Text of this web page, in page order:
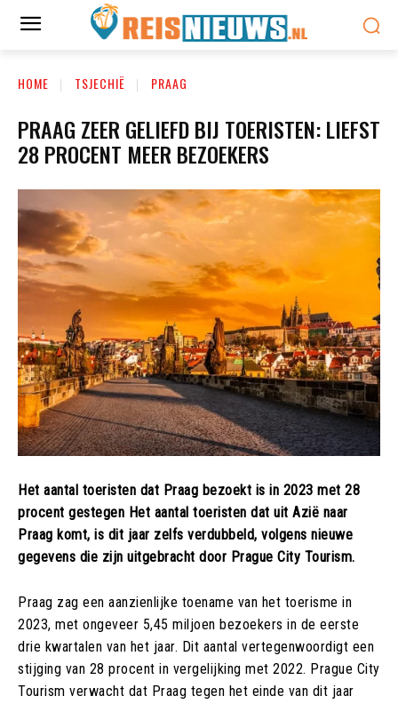
HOME TSJECHIË PRAAG
PRAAG ZEER GELIEFD BIJ TOERISTEN: LIEFST
28 PROCENT MEER BEZOEKERS
Het aantal toeristen dat Praag bezoekt is in 2023 met 28
procent gestegen Het aantal toeristen dat uit Azië naar
Praag komt, is dit jaar zelfs verdubbeld, volgens nieuwe
gegevens die zijn uitgebracht door Prague City Tourism.
Praag zag een aanzienlijke toename van het toerisme in
2023, met ongeveer 5,45 miljoen bezoekers in de eerste
drie kwartalen van het jaar. Dit aantal vertegenwoordigt een
stijging van 28 procent in vergelijking met 2022. Prague City
Tourism verwacht dat Praag tegen het einde van dit jaar